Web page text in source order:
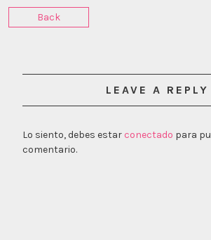
Back
LEAVE A REPLY
Lo siento, debes estar conectado para
comentario.